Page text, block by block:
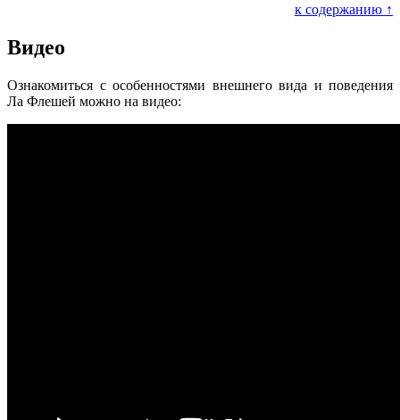
к содержанию ↑
Видео
Ознакомиться с особенностями внешнего вида и поведения
Ла Флешей можно на видео: